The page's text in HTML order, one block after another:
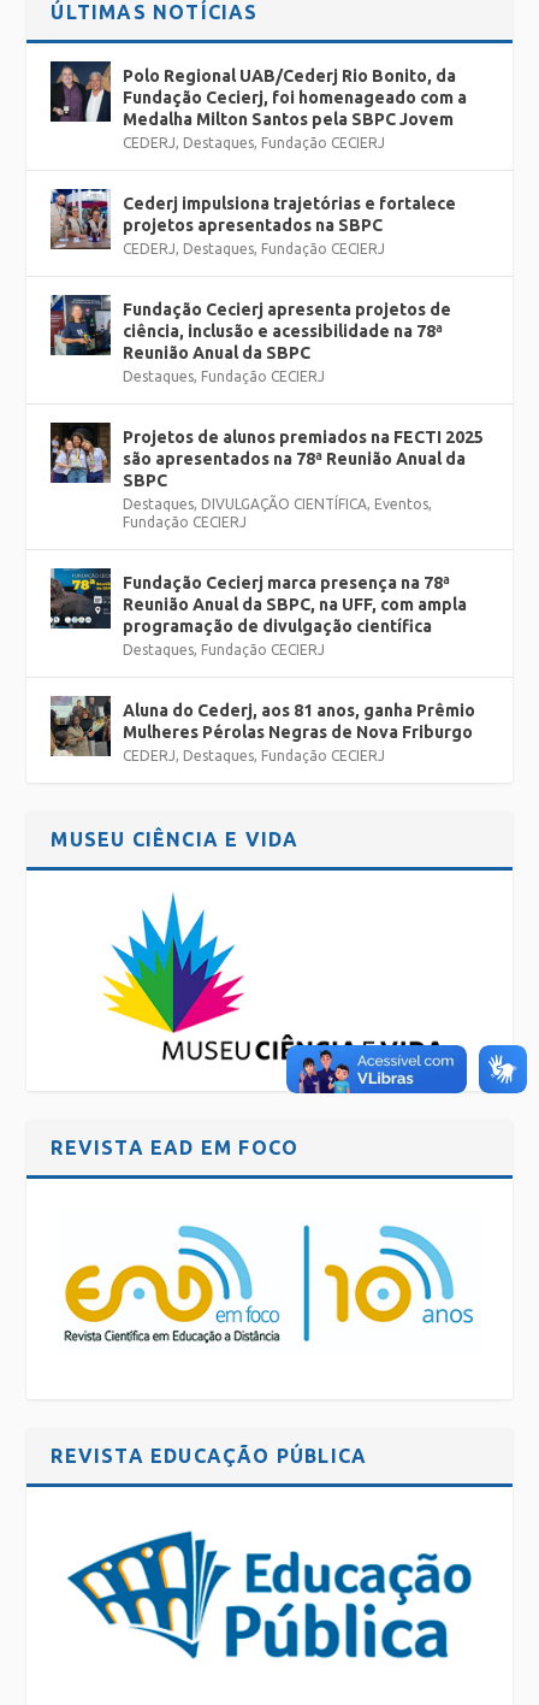
ÚLTIMAS NOTÍCIAS
Polo Regional UAB/Cederj Rio Bonito, da
Fundação Cecierj, foi homenageado com a
Medalha Milton Santos pela SBPC Jovem
CEDERJ, Destaques, Fundação CECIERJ
Cederj impulsiona trajetórias e fortalece
projetos apresentados na SBPC
CEDERJ, Destaques, Fundação CECIERJ
Fundação Cecierj apresenta projetos de
ciência, inclusão e acessibilidade na 78ª
Reunião Anual da SBPC
Destaques, Fundação CECIERJ
Projetos de alunos premiados na FECTI 2025
são apresentados na 78ª Reunião Anual da
SBPC
Destaques, DIVULGAÇÃO CIENTÍFICA, Eventos,
Fundação CECIERJ
Fundação Cecierj marca presença na 78ª
Reunião Anual da SBPC, na UFF, com ampla
programação de divulgação científica
Destaques, Fundação CECIERJ
Aluna do Cederj, aos 81 anos, ganha Prêmio
Mulheres Pérolas Negras de Nova Friburgo
CEDERJ, Destaques, Fundação CECIERJ
MUSEU CIÊNCIA E VIDA
REVISTA EAD EM FOCO
REVISTA EDUCAÇÃO PÚBLICA